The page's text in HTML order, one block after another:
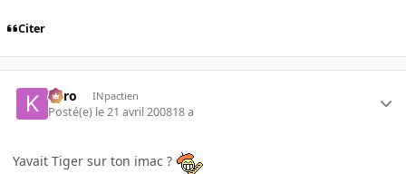
Citer
kyro INpactien
Posté(e) le 21 avril 200818 a
Yavait Tiger sur ton imac ?